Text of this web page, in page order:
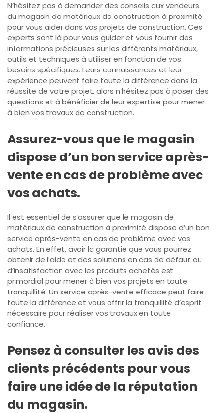
N’hésitez pas à demander des conseils aux vendeurs
du magasin de matériaux de construction à proximité
pour vous aider dans vos projets de construction. Ces
experts sont là pour vous guider et vous fournir des
informations précieuses sur les différents matériaux,
outils et techniques à utiliser en fonction de vos
besoins spécifiques. Leurs connaissances et leur
expérience peuvent faire toute la différence dans la
réussite de votre projet, alors n’hésitez pas à poser des
questions et à bénéficier de leur expertise pour mener
à bien vos travaux de construction.
Assurez-vous que le magasin
dispose d’un bon service après-
vente en cas de problème avec
vos achats.
Il est essentiel de s’assurer que le magasin de
matériaux de construction à proximité dispose d’un bon
service après-vente en cas de problème avec vos
achats. En effet, avoir la garantie que vous pourrez
obtenir de l’aide et des solutions en cas de défaut ou
d’insatisfaction avec les produits achetés est
primordial pour mener à bien vos projets en toute
tranquillité. Un service après-vente efficace peut faire
toute la différence et vous offrir la tranquillité d’esprit
nécessaire pour réaliser vos travaux en toute
confiance.
Pensez à consulter les avis des
clients précédents pour vous
faire une idée de la réputation
du magasin.